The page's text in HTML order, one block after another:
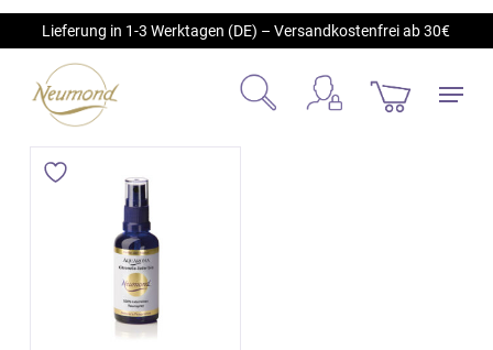
Skip
content
Lieferung in 1-3 Werktagen (DE) – Versandkostenfrei ab 30€
search account
Menu